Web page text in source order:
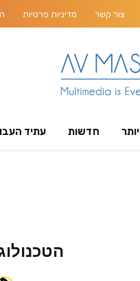
צור קשר מדיניות פרטיות
חדשות עתיד